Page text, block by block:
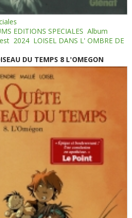
EDITIONS SPECIALES Album
2024 LOISEL DANS L' OMBRE DE
DU TEMPS 8 L'OMEGON